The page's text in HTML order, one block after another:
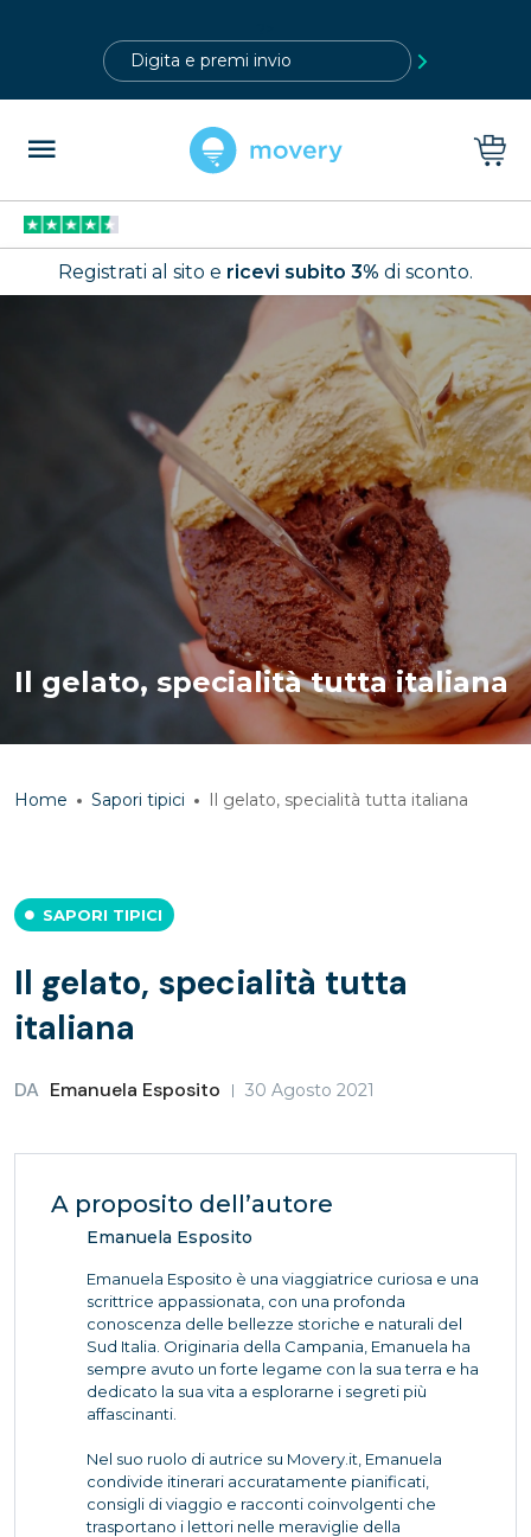
Registrati al sito e ricevi subito 3% di sconto.
Il gelato, specialità tutta italiana
Home Sapori tipici Il gelato, specialità tutta italiana
SAPORI TIPICI
Il gelato, specialità tutta
italiana
DA Emanuela Esposito 30 Agosto 2021
A proposito dell’autore
Emanuela Esposito
Emanuela Esposito è una viaggiatrice curiosa e una
scrittrice appassionata, con una profonda
conoscenza delle bellezze storiche e naturali del
Sud Italia. Originaria della Campania, Emanuela ha
sempre avuto un forte legame con la sua terra e ha
dedicato la sua vita a esplorarne i segreti più
affascinanti.
Nel suo ruolo di autrice su Movery.it, Emanuela
condivide itinerari accuratamente pianificati,
consigli di viaggio e racconti coinvolgenti che
trasportano i lettori nelle meraviglie della